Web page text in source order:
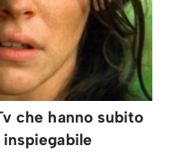
che hanno subito
inspiegabile